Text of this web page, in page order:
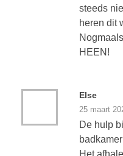
steeds
heren dit
HEEN!
Else
25 maart
De hulp